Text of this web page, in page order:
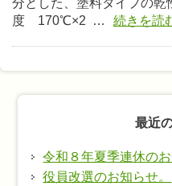
分とした、塗料タイプの乾
度 170℃×2 …
続きを読
最近
令和８年夏季連休のお
役員改選のお知らせ。